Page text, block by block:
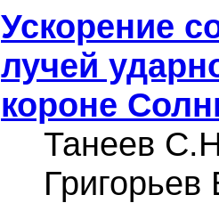
Ускорение
лучей
короне
Танеев
Григорьев